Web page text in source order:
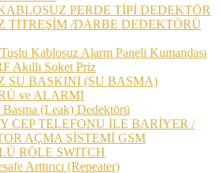
PERDE TİPİ DEDEKTÖR
TİTREŞİM /DARBE DEDEKTÖRÜ
Kablosuz Alarm Paneli Kumandası
Akıllı Soket Priz
SU BASKINI (SU BASMA)
ve ALARMI
(Leak) Dedektörü
CEP TELEFONU İLE BARİYER /
AÇMA SİSTEMİ GSM
RÖLE SWITCH
Arttırıcı (Repeater)